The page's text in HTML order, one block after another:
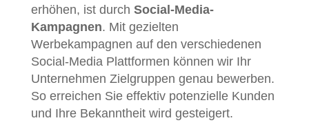
erhöhen, ist durch Social-Media-
Kampagnen. Mit gezielten
Werbekampagnen auf den verschiedenen
Social-Media Plattformen können wir Ihr
Unternehmen Zielgruppen genau bewerben.
So erreichen Sie effektiv potenzielle Kunden
und Ihre Bekanntheit wird gesteigert.